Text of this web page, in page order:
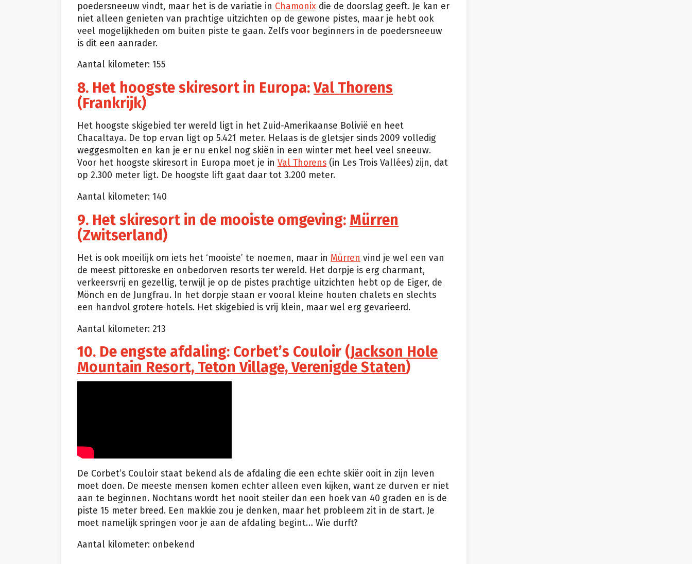
poedersneeuw vindt, maar het is de variatie in Chamonix die de doorslag geeft. Je kan er
niet alleen genieten van prachtige uitzichten op de gewone pistes, maar je hebt ook
veel mogelijkheden om buiten piste te gaan. Zelfs voor beginners in de poedersneeuw
is dit een aanrader.
Aantal kilometer: 155
8. Het hoogste skiresort in Europa:Val Thorens
(Frankrijk)
Het hoogste skigebied ter wereld ligt in het Zuid-Amerikaanse Bolivië en heet
Chacaltaya. De top ervan ligt op 5.421 meter. Helaas is de gletsjer sinds 2009 volledig
weggesmolten en kan je er nu enkel nog skiën in een winter met heel veel sneeuw.
Voor het hoogste skiresort in Europa moet je in Val Thorens (in Les Trois Vallées) zijn, dat
op 2.300 meter ligt. De hoogste lift gaat daar tot 3.200 meter.
Aantal kilometer: 140
9. Het skiresort in de mooiste omgeving: Mürren
(Zwitserland)
Het is ook moeilijk om iets het ‘mooiste’ te noemen, maar in Mürren vind je wel een van
de meest pittoreske en onbedorven resorts ter wereld. Het dorpje is erg charmant,
verkeersvrij en gezellig, terwijl je op de pistes prachtige uitzichten hebt op de Eiger, de
Mönch en de Jungfrau. In het dorpje staan er vooral kleine houten chalets en slechts
een handvol grotere hotels. Het skigebied is vrij klein, maar wel erg gevarieerd.
Aantal kilometer: 213
10. De engste afdaling: Corbet’s Couloir (Jackson Hole
Mountain Resort, Teton Village, Verenigde Staten)
De Corbet’s Couloir staat bekend als de afdaling die een echte skiër ooit in zijn leven
moet doen. De meeste mensen komen echter alleen even kijken, want ze durven er niet
aan te beginnen. Nochtans wordt het nooit steiler dan een hoek van 40 graden en is de
piste 15 meter breed. Een makkie zou je denken, maar het probleem zit in de start. Je
moet namelijk springen voor je aan de afdaling begint… Wie durft?
Aantal kilometer: onbekend